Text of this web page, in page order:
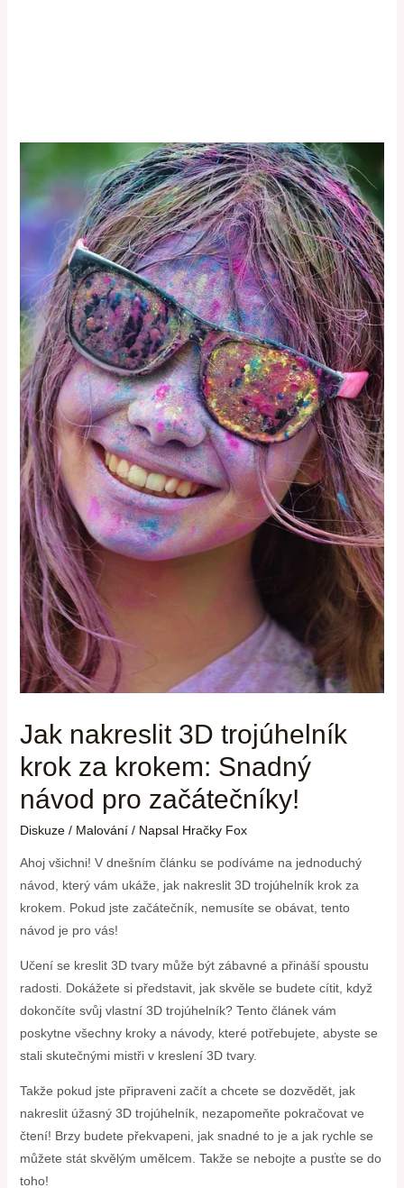
Jak nakreslit 3D trojúhelník
krok za krokem: Snadný
návod pro začátečníky!
Diskuze / Malování/ Napsal Hračky Fox
Ahoj všichni! V dnešním článku se podíváme na jednoduchý
návod, který vám ukáže, jak nakreslit 3D trojúhelník krok za
krokem. Pokud jste začátečník, nemusíte se obávat, tento
návod je pro vás!
Učení se kreslit 3D tvary může být zábavné a přináší spoustu
radosti. Dokážete si představit, jak skvěle se budete cítit, když
dokončíte svůj vlastní 3D trojúhelník? Tento článek vám
poskytne všechny kroky a návody, které potřebujete, abyste se
stali skutečnými mistři v kreslení 3D tvary.
Takže pokud jste připraveni začít a chcete se dozvědět, jak
nakreslit úžasný 3D trojúhelník, nezapomeňte pokračovat ve
čtení! Brzy budete překvapeni, jak snadné to je a jak rychle se
můžete stát skvělým umělcem. Takže se nebojte a pusťte se do
toho!